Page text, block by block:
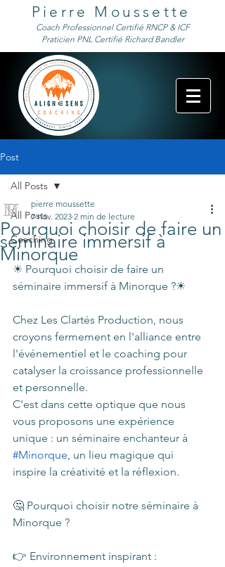
Pierre Moussette
Coach Professionnel Certifié RNCP & ICF
Praticien PNL Certifié Richard Bandler
Post
All Posts
Coaching
All Posts
Pourquoi choisir de faire un
séminaire immersif à
Minorque
pierre moussette
7 nov. 2023 2 min de lecture
☀ Pourquoi choisir de faire un
séminaire immersif à Minorque ?☀
Chez Les Clartés Production, nous
croyons fermement en l'alliance entre
l'événementiel et le coaching pour
catalyser la croissance professionnelle
et personnelle.
C'est dans cette optique que nous
vous proposons une expérience
unique : un séminaire enchanteur à
#Minorque, un lieu magique qui
inspire la créativité et la réflexion.
🤔 Pourquoi choisir notre séminaire à
Minorque ?
👉 Environnement inspirant :